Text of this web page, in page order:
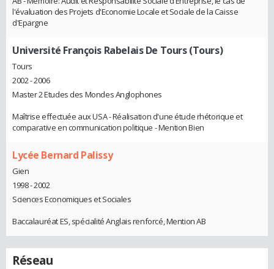
l'évaluation des Projets d'Economie Locale et Sociale de la Caisse
d'Epargne
Université François Rabelais De Tours (Tours)
Tours
2002 - 2006
Master 2 Etudes des Mondes Anglophones
Maîtrise effectuée aux USA - Réalisation d'une étude rhétorique et
comparative en communication politique - Mention Bien
Lycée Bernard Palissy
Gien
1998 - 2002
Sciences Economiques et Sociales
Baccalauréat ES, spécialité Anglais renforcé, Mention AB
Réseau